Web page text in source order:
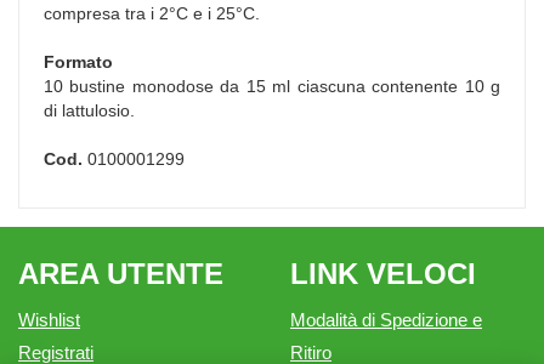
compresa tra i 2°C e i 25°C.
Formato
10 bustine monodose da 15 ml ciascuna contenente 10 g
di lattulosio.
Cod. 0100001299
AREA UTENTE
Wishlist
Registrati
LINK VELOCI
Modalità di Spedizione e
Ritiro